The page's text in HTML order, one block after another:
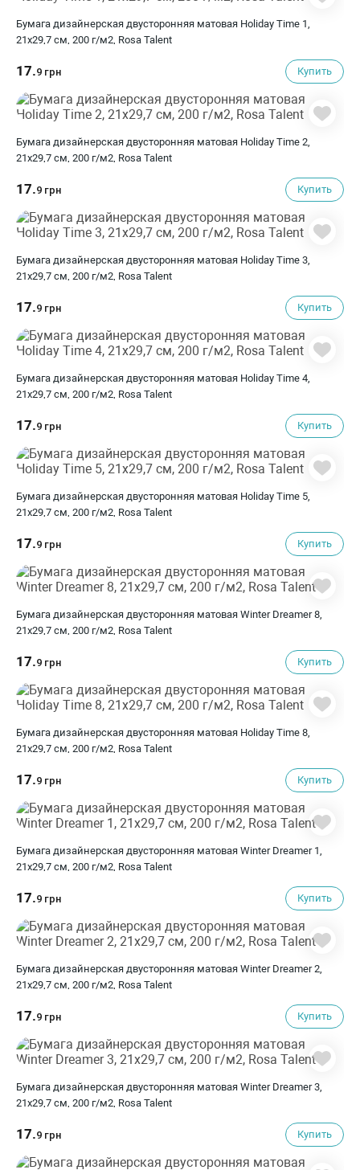
Бумага дизайнерская двусторонняя матовая Holiday Time 1,
21х29,7 см, 200 г/м2, Rosa Talent
17.9 грн Купить
Бумага дизайнерская двусторонняя матовая Holiday Time 2,
21х29,7 см, 200 г/м2, Rosa Talent
17.9 грн Купить
Бумага дизайнерская двусторонняя матовая Holiday Time 3,
21х29,7 см, 200 г/м2, Rosa Talent
17.9 грн Купить
Бумага дизайнерская двусторонняя матовая Holiday Time 4,
21х29,7 см, 200 г/м2, Rosa Talent
17.9 грн Купить
Бумага дизайнерская двусторонняя матовая Holiday Time 5,
21х29,7 см, 200 г/м2, Rosa Talent
17.9 грн Купить
Бумага дизайнерская двусторонняя матовая Winter Dreamer 8,
21х29,7 см, 200 г/м2, Rosa Talent
17.9 грн Купить
Бумага дизайнерская двусторонняя матовая Holiday Time 8,
21х29,7 см, 200 г/м2, Rosa Talent
17.9 грн Купить
Бумага дизайнерская двусторонняя матовая Winter Dreamer 1,
21х29,7 см, 200 г/м2, Rosa Talent
17.9 грн Купить
Бумага дизайнерская двусторонняя матовая Winter Dreamer 2,
21х29,7 см, 200 г/м2, Rosa Talent
17.9 грн Купить
Бумага дизайнерская двусторонняя матовая Winter Dreamer 3,
21х29,7 см, 200 г/м2, Rosa Talent
17.9 грн Купить